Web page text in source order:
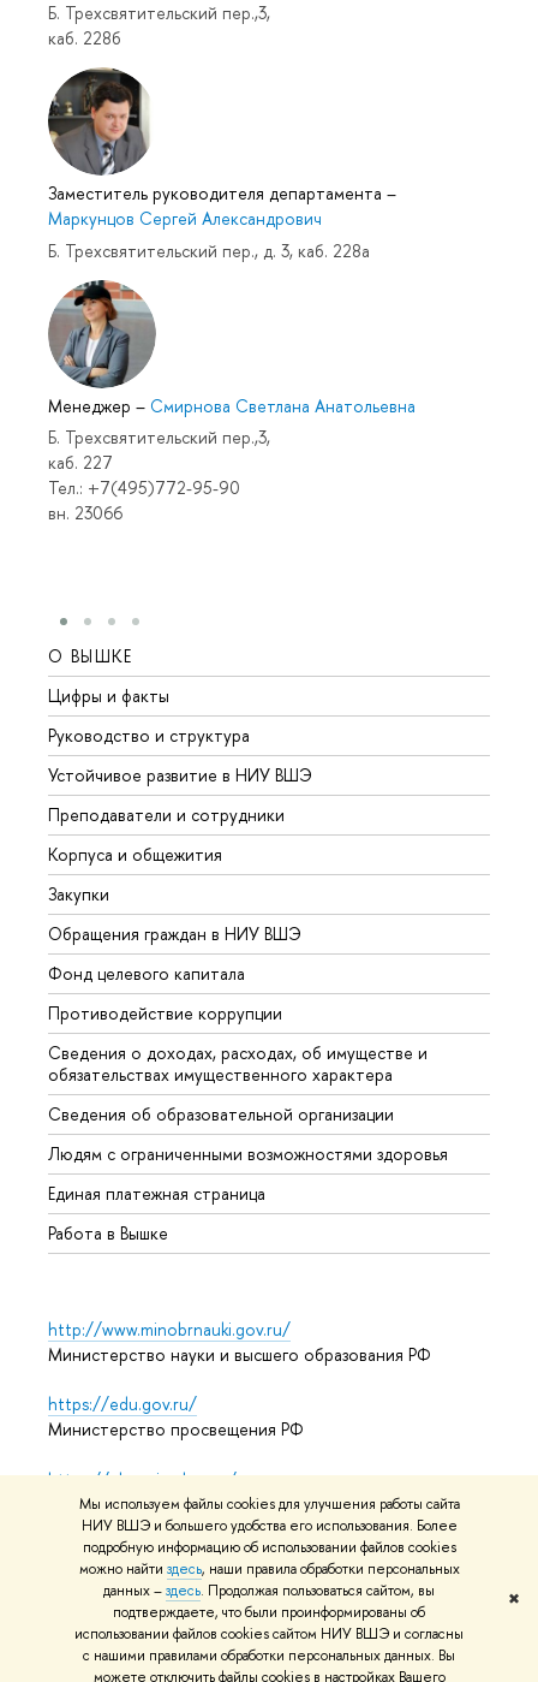
Мы используем файлы cookies для улучшения работы сайта
НИУ ВШЭ и большего удобства его использования. Более
подробную информацию об использовании файлов cookies
можно найти здесь, наши правила обработки персональных
данных –здесь. Продолжая пользоваться сайтом, вы
подтверждаете, что были проинформированы об
использовании файлов cookies сайтом НИУ ВШЭ и согласны
с нашими правилами обработки персональных данных. Вы
можете отключить файлы cookies в настройках Вашего
✖
Б. Трехсвятительский пер.,3,
каб. 228б
Заместитель руководителя департамента –
Маркунцов Сергей Александрович
Б. Трехсвятительский пер., д. 3, каб. 228а
Менеджер – Смирнова Светлана Анатольевна
Б. Трехсвятительский пер.,3,
каб. 227
Тел.: +7(495)772-95-90
вн. 23066
О ВЫШКЕ
Цифры и факты
Руководство и структура
Устойчивое развитие в НИУ ВШЭ
Преподаватели и сотрудники
Корпуса и общежития
Закупки
Обращения граждан в НИУ ВШЭ
Фонд целевого капитала
Противодействие коррупции
Сведения о доходах, расходах, об имуществе и
обязательствах имущественного характера
Сведения об образовательной организации
Людям с ограниченными возможностями здоровья
Единая платежная страница
Работа в Вышке
http://www.minobrnauki.gov.ru/
Министерство науки и высшего образования РФ
https://edu.gov.ru/
Министерство просвещения РФ
https://elearning.hse.ru/mooc
Массовые открытые онлайн-курсы
© НИУ ВШЭ 1993–2026 Адреса и контактыУсловия
использования материаловПолитика конфиденциальности
Карта сайта